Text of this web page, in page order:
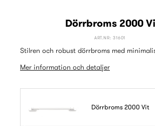
Dörrbroms 2000
ART.NR: 31601
Stilren och robust dörrbroms med
Mer information och detaljer
Dörrbroms 2000 Vit